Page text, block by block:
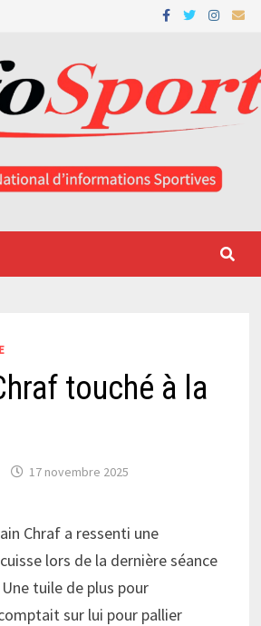
touché à la
17 novembre 2025
Chraf a ressenti une
lors de la dernière séance
tuile de plus pour
sur lui pour pallier